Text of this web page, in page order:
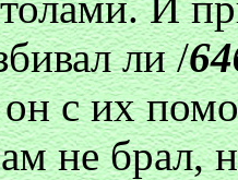
ли /
он с их
не брал,